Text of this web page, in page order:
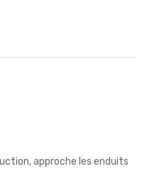
approche les enduits